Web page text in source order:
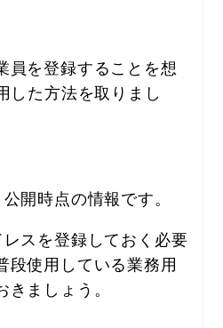
員を登録することを想
した方法を取りまし
開時点の情報です。
スを登録しておく必要
段使用している業務用
ましょう。